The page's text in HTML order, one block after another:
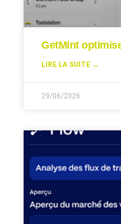
GetMint
LIRE LA SUITE →
29/06/2026